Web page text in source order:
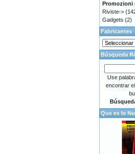
Promozioni
Riviste->
Gadgets (2)
Fabricantes
Búsqueda
Use
encontrar
Que es lo